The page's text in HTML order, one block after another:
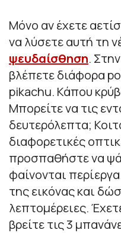
Μόνο αν έχετε
να λύσετε αυτή τη
ψευδαίσθηση.
βλέπετε διάφορα
pikachu. Κάπου
Μπορείτε να τις
δευτερόλεπτα;
διαφορετικές
προσπαθήστε να
φαίνονται
της εικόνας και
λεπτομέρειες.
βρείτε τις 3